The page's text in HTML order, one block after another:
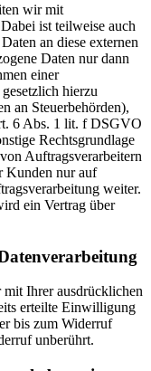
wir mit
ist teilweise auch
an diese externen
Daten nur dann
einer
hierzu
an Steuerbehörden),
6 Abs. 1 lit. f DSGVO
Rechtsgrundlage
Auftragsverarbeitern
Kunden nur auf
weiter.
ein Vertrag über
Ihrer ausdrücklichen
erteilte Einwilligung
bis zum Widerruf
unberührt.